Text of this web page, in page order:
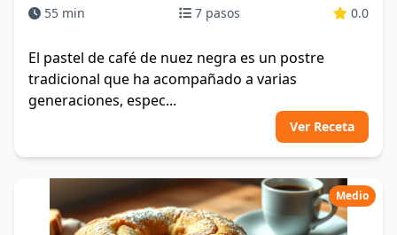
55 min 7 pasos 0.0
El pastel de café de nuez negra es un postre
tradicional que ha acompañado a varias
generaciones, espec...
Ver Receta
Medio